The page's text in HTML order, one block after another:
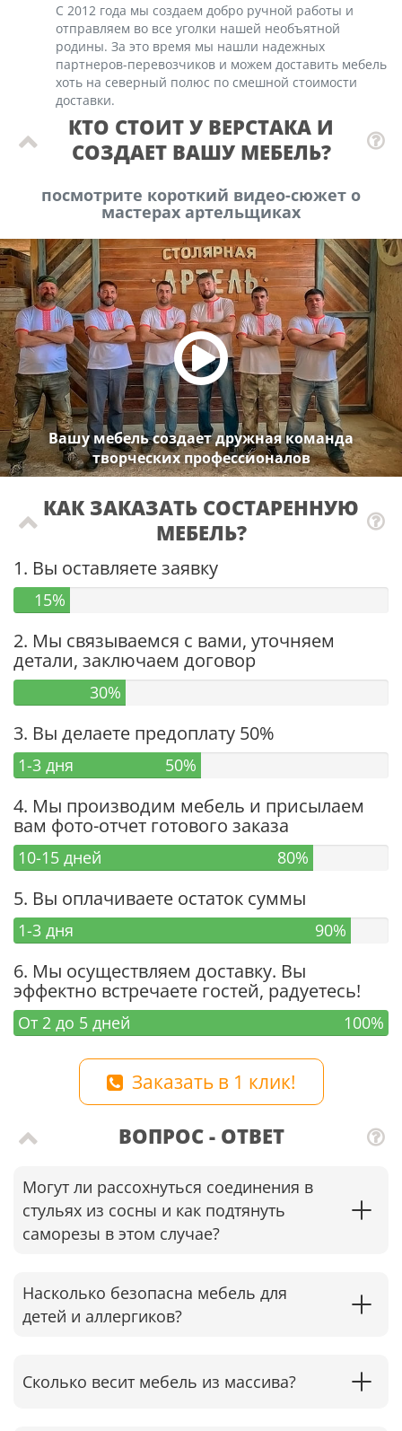
С 2012 года мы создаем добро ручной работы и
отправляем во все уголки нашей необъятной
родины. За это время мы нашли надежных
партнеров-перевозчиков и можем доставить мебель
хоть на северный полюс по смешной стоимости
доставки.
КТО СТОИТ У ВЕРСТАКА И
СОЗДАЕТ ВАШУ МЕБЕЛЬ?
посмотрите короткий видео-сюжет о
мастерах артельщиках
Вашу мебель создает дружная команда
творческих профессионалов
КАК ЗАКАЗАТЬ СОСТАРЕННУЮ
МЕБЕЛЬ?
1. Вы оставляете заявку
15%
2. Мы связываемся с вами, уточняем
детали, заключаем договор
30%
3. Вы делаете предоплату 50%
1-3 дня 50%
4. Мы производим мебель и присылаем
вам фото-отчет готового заказа
10-15 дней 80%
5. Вы оплачиваете остаток суммы
1-3 дня 90%
6. Мы осуществляем доставку. Вы
эффектно встречаете гостей, радуетесь!
От 2 до 5 дней 100%
Заказать в 1 клик!
ВОПРОС - ОТВЕТ
Могут ли рассохнуться соединения в
стульях из сосны и как подтянуть
саморезы в этом случае?​
Насколько безопасна мебель для
детей и аллергиков?
Сколько весит мебель из массива?